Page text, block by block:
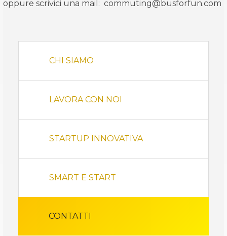
oppure scrivici una mail: commuting@busforfun.com
CHI SIAMO
LAVORA CON NOI
STARTUP INNOVATIVA
SMART E START
CONTATTI